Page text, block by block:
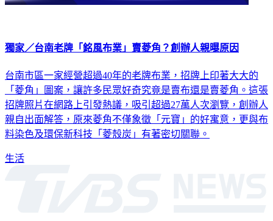
獨家／台南老牌「銘風布業」賣菱角？創辦人親曝原因
台南市區一家經營超過40年的老牌布業，招牌上印著大大的
「菱角」圖案，讓許多民眾好奇究竟是賣布還是賣菱角。這張
招牌照片在網路上引發熱議，吸引超過27萬人次瀏覽，創辦人
親自出面解答，原來菱角不僅象徵「元寶」的好寓意，更與布
料染色及環保新科技「菱殼炭」有著密切關聯。
生活